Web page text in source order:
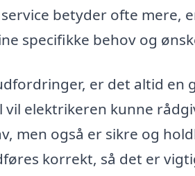
betyder ofte mere,
specifikke behov og
er det altid en
elektrikeren kunne
men også er sikre og
korrekt, så det er